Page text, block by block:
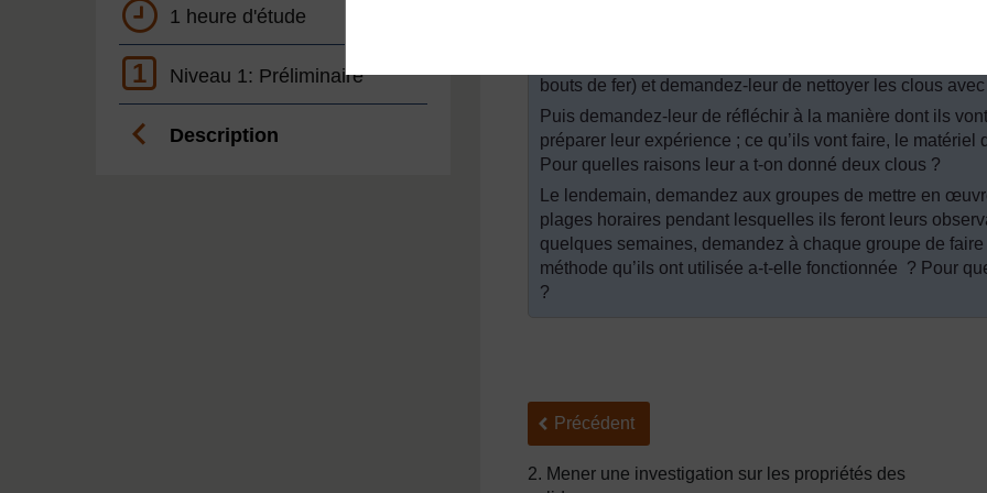
1 heure d'étude
1 Niveau 1: Préliminaire
Description
vu de la rouille ? Qu’est-ce qui fait rouiller l’acier ou le
Divisez votre classe en groupes. Donnez à chacun des
bouts de fer) et demandez-leur de nettoyer les clous
Puis demandez-leur de réfléchir à la manière dont ils
préparer leur expérience ; ce qu’ils vont faire, le
Pour quelles raisons leur a t-on donné deux clous ?
Le lendemain, demandez aux groupes de mettre en
plages horaires pendant lesquelles ils feront leurs
quelques semaines, demandez à chaque groupe de
méthode qu’ils ont utilisée a-t-elle fonctionnée ? Pour
?
Précédent
Précédent
2. Mener une investigation sur les propriétés des